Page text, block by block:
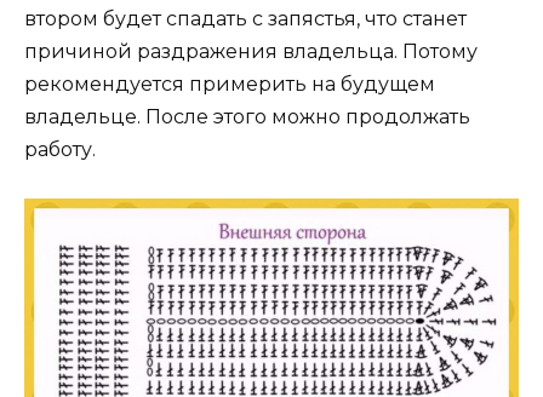
втором будет спадать с запястья, что станет
причиной раздражения владельца. Потому
рекомендуется примерить на будущем
владельце. После этого можно продолжать
работу.